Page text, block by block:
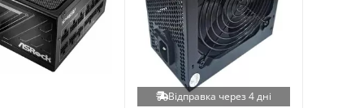
Відправка через 4 дні